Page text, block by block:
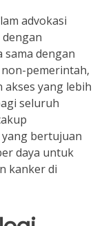
advokasi
dengan
pemerintah,
yang lebih
seluruh
bertujuan
daya untuk
kanker di